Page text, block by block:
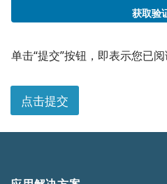
获取验
单击“提交”按钮，即表示您已
点击提交